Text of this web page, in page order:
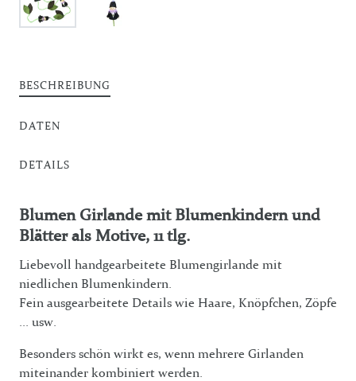
BESCHREIBUNG
DATEN
DETAILS
Blumen Girlande mit Blumenkindern und
Blätter als Motive, 11 tlg.
Liebevoll handgearbeitete Blumengirlande mit
niedlichen Blumenkindern.
Fein ausgearbeitete Details wie Haare, Knöpfchen, Zöpfe
... usw.
Besonders schön wirkt es, wenn mehrere Girlanden
miteinander kombiniert werden.